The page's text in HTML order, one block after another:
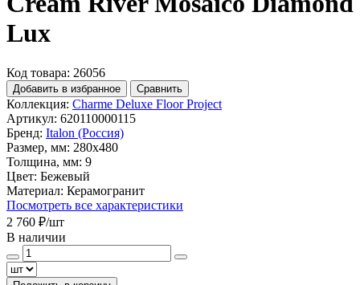
Lux
Код товара: 26056
Добавить в избранное Сравнить
Коллекция: Charme Deluxe Floor Project
Артикул: 620110000115
Бренд: Italon (Россия)
Размер, мм: 280x480
Толщина, мм: 9
Цвет: Бежевый
Материал: Керамогранит
Посмотреть все характеристики
2 760 ₽/шт
В наличии